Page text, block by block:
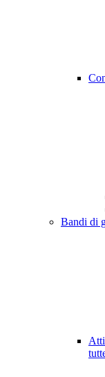
Bandi di